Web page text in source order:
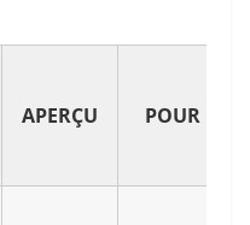
APERÇU POUR